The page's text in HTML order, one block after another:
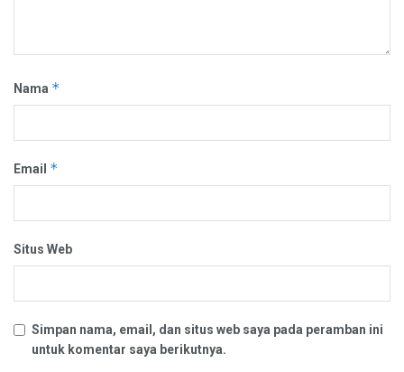
Nama *
Email *
Situs Web
Simpan nama, email, dan situs web saya pada peramban ini
untuk komentar saya berikutnya.